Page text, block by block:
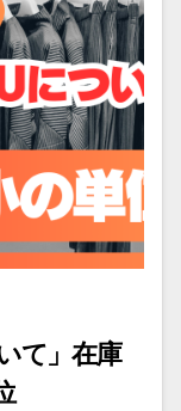
て」在庫